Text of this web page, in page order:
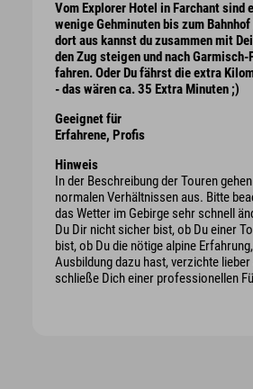
Vom Explorer Hotel in Farchant sind
wenige Gehminuten bis zum
dort aus kannst du zusammen mit
den Zug steigen und nach
fahren. Oder Du fährst die extra
- das wären ca. 35 Extra Minuten ;)
Geeignet für
Erfahrene, Profis
Hinweis
In der Beschreibung der Touren
normalen Verhältnissen aus. Bitte
das Wetter im Gebirge sehr schnell
Du Dir nicht sicher bist, ob Du einer
bist, ob Du die nötige alpine
Ausbildung dazu hast, verzichte
schließe Dich einer professionellen